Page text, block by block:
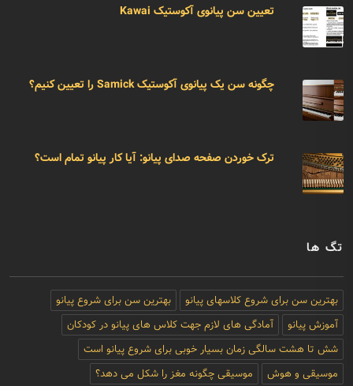
تعیین سن پیانوی آکوستیک Kawai
چگونه سن یک پیانوی آکوستیک Samick را تعیین کنیم؟
ترک خوردن صفحه صدای پیانو: آیا کار پیانو تمام است؟
تگ ها
بهترین سن برای شروع کلاسهای پیانو
بهترین سن برای شروع پیانو
آموزش پیانو
آمادگی های لازم جهت کلاس های پیانو در کودکان
شش تا هشت سالگی زمان بسیار خوبی برای شروع پیانو است
موسیقی و هوش
موسیقی چگونه مغز را شکل می دهد؟